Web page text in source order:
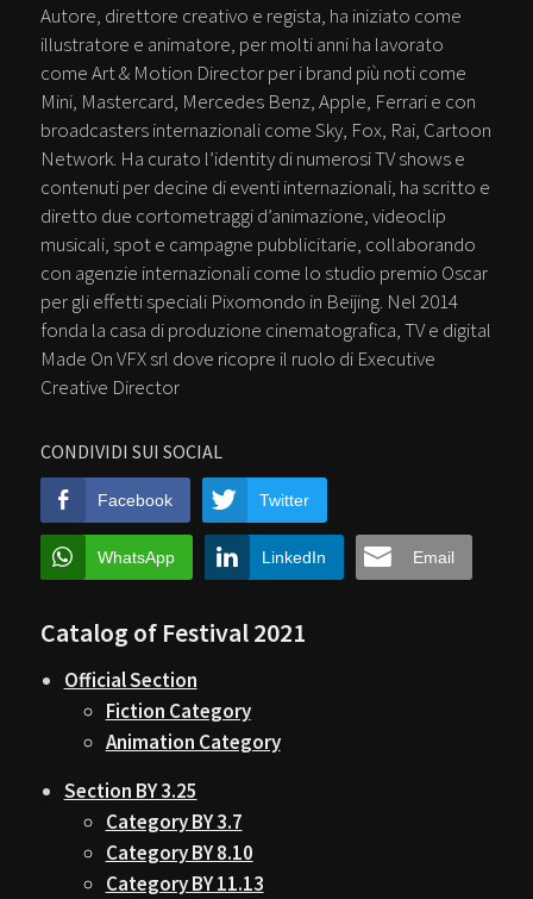
CONDIVIDI SUI SOCIAL
Facebook Twitter
WhatsApp LinkedIn Email
Autore, direttore creativo e regista, ha iniziato come
illustratore e animatore, per molti anni ha lavorato
come Art & Motion Director per i brand più noti come
Mini, Mastercard, Mercedes Benz, Apple, Ferrari e con
broadcasters internazionali come Sky, Fox, Rai, Cartoon
Network. Ha curato l’identity di numerosi TV shows e
contenuti per decine di eventi internazionali, ha scritto e
diretto due cortometraggi d’animazione, videoclip
musicali, spot e campagne pubblicitarie, collaborando
con agenzie internazionali come lo studio premio Oscar
per gli effetti speciali Pixomondo in Beijing. Nel 2014
fonda la casa di produzione cinematografica, TV e digital
Made On VFX srl dove ricopre il ruolo di Executive
Creative Director
Catalog of Festival 2021
Official Section
Fiction Category
Animation Category
Section BY 3.25
Category BY 3.7
Category BY 8.10
Category BY 11.13